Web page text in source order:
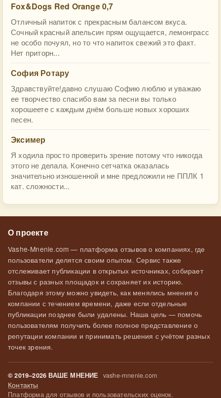
Fox&Dogs Red Orange 0,7
Отличный напиток с прекрасным балансом вкуса.
Сочный красный апельсин прям ощущается, лемонграсс
не особо почуял, но то что напиток свежий это факт.
Нет приторн...
София Ротару
Здравствуйте!давно слушаю Софию люблю и уважаю
ее творчество спасибо вам за песни вы только
хорошеете с каждым днём больше новых хороших
песен.
Эксимер
Я ходила просто проверить зрение потому что никогда
этого не делала. Конечно сетчатка оказалась
значительно изношенной и мне предложили не ППЛК 1
кат. сложности...
О проекте
Vashe-Mnenie.com — платформа отзывов о компаниях, где
пользователи делятся своим опытом. Сервис также
отслеживает публикации в открытых источниках, собирает
отзывы с разных площадок и сохраняет их историю.
Благодаря этому можно увидеть, как менялись мнения о
компании с течением времени, даже если отдельные
публикации позднее были удалены. Наша цель — помочь
пользователям получить более полное представление о
репутации компании и принимать решения с учётом разных
точек зрения.
© 2019–2026 ВАШЕ МНЕНИЕ vashe-mnenie.com
Контакты
Платформа для отзывов и пользовательских оценок.